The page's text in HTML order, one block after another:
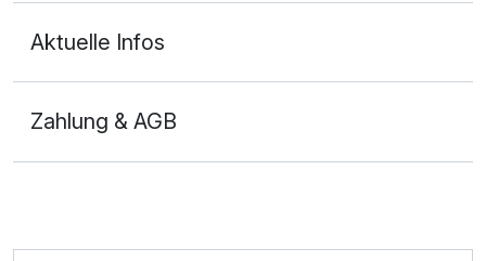
Zusatznächte
Aktuelle Infos
Zahlung & AGB